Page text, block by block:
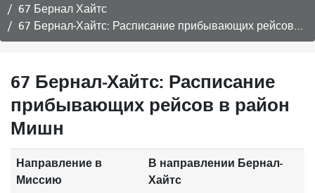
67 Бернал Хайтс
67 Бернал-Хайтс: Расписание прибывающих рейсов в район Мишн
67 Бернал-Хайтс: Расписание
прибывающих рейсов в район
Мишн
Направление в
Миссию
В направлении Бернал-
Хайтс